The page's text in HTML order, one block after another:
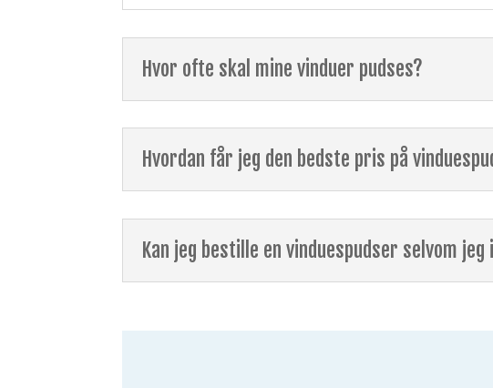
Hvor ofte skal mine vinduer pudses?
Hvordan får jeg den bedste pris på
Kan jeg bestille en vinduespudser selvom jeg